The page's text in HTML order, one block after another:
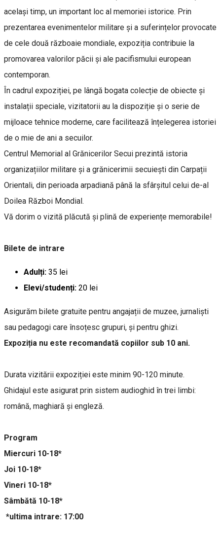
același timp, un important loc al memoriei istorice. Prin
prezentarea evenimentelor militare și a suferințelor provocate
de cele două războaie mondiale, expoziția contribuie la
promovarea valorilor păcii și ale pacifismului european
contemporan.
În cadrul expoziției, pe lângă bogata colecție de obiecte și
instalații speciale, vizitatorii au la dispoziție și o serie de
mijloace tehnice moderne, care facilitează înțelegerea istoriei
de o mie de ani a secuilor.
Centrul Memorial al Grănicerilor Secui prezintă istoria
organizațiilor militare și a grănicerimii secuiești din Carpații
Orientali, din perioada arpadiană până la sfârșitul celui de-al
Doilea Război Mondial.
Vă dorim o vizită plăcută și plină de experiențe memorabile!
Bilete de intrare
Adulți: 35 lei
Elevi/studenți: 20 lei
Asigurăm bilete gratuite pentru angajații de muzee, jurnaliști
sau pedagogi care însoțesc grupuri, și pentru ghizi.
Expoziția nu este recomandată copiilor sub 10 ani.
Durata vizitării expoziției este minim 90-120 minute.
Ghidajul este asigurat prin sistem audioghid în trei limbi:
română, maghiară și engleză.
Program
Miercuri 10-18*
Joi 10-18*
Vineri 10-18*
Sâmbătă 10-18*
*ultima intrare: 17:00